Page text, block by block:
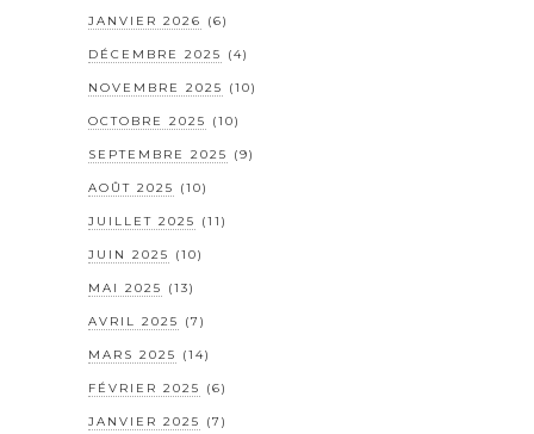
JANVIER 2026 (6)
DÉCEMBRE 2025 (4)
NOVEMBRE 2025 (10)
OCTOBRE 2025 (10)
SEPTEMBRE 2025 (9)
AOÛT 2025 (10)
JUILLET 2025 (11)
JUIN 2025 (10)
MAI 2025 (13)
AVRIL 2025 (7)
MARS 2025 (14)
FÉVRIER 2025 (6)
JANVIER 2025 (7)